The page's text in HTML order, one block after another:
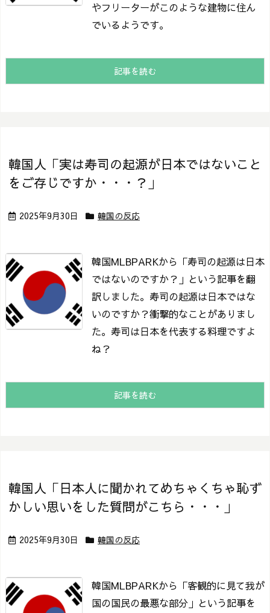
やフリーターがこのような建物に住ん
でいるようです。
記事を読む
韓国人「実は寿司の起源が日本ではないこと
をご存じですか・・・？」
2025年9月30日 韓国の反応
韓国MLBPARKから「寿司の起源は日本
ではないのですか？」という記事を翻
訳しました。 寿司の起源は日本ではな
いのですか？衝撃的なことがありまし
た。 寿司は日本を代表する料理ですよ
ね？
記事を読む
韓国人「日本人に聞かれてめちゃくちゃ恥ず
かしい思いをした質問がこちら・・・」
2025年9月30日 韓国の反応
韓国MLBPARKから「客観的に見て我が
国の国民の最悪な部分」という記事を